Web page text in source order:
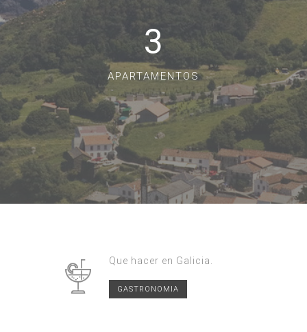
3
APARTAMENTOS
Que hacer en Galicia.
GASTRONOMIA